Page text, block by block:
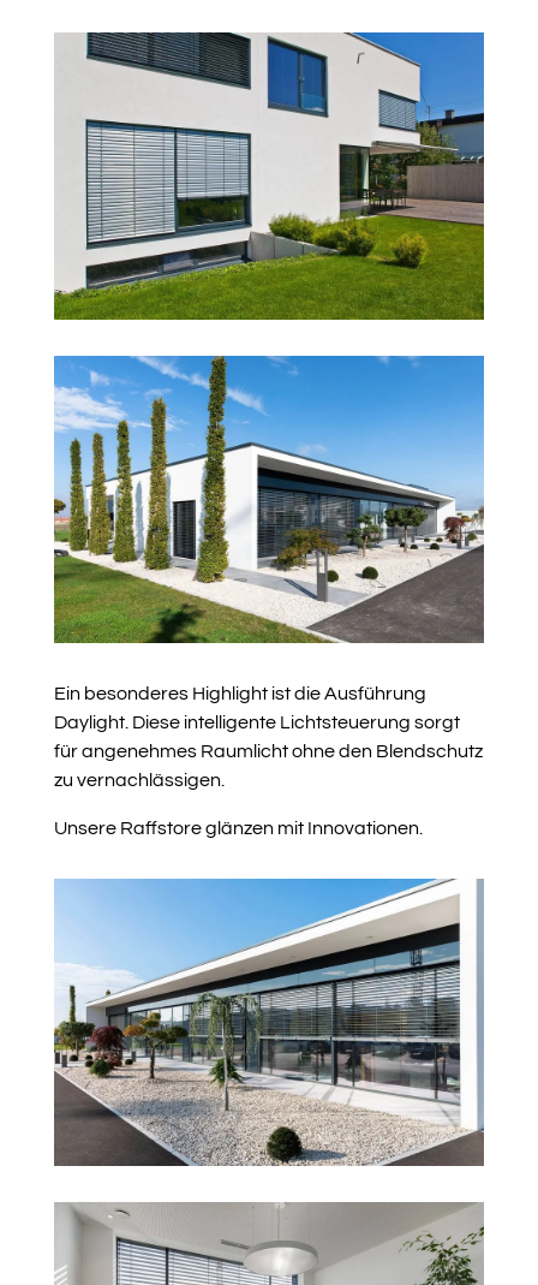
Ein besonderes Highlight ist die Ausführung
Daylight. Diese intelligente Lichtsteuerung sorgt
für angenehmes Raumlicht ohne den Blendschutz
zu vernachlässigen.
Unsere Raffstore glänzen mit Innovationen.